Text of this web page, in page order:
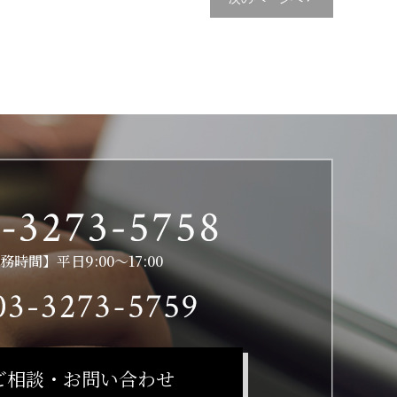
時間】平日9:00～17:00
相談・お問い合わせ